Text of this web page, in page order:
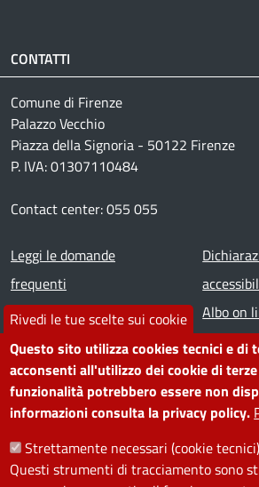
Rivedi le tue scelte sui cookie
Questo sito utilizza cookies tecnici e di
acconsenti all'utilizzo dei cookie di
funzionalità potrebbero essere non
informazioni consulta la privacy policy.
Strettamente necessari (cookie tecnici)
Questi strumenti di tracciamento sono
CONTATTI
Comune di Firenze
Palazzo Vecchio
Piazza della Signoria - 50122 Firenze
P. IVA: 01307110484
Contact center: 055 055
Footer menu
Leggi le domande
frequenti
Prenota appuntamento
Segnala disservizio
Amministrazione
trasparente
Note legali
Albo on
Piano di
servizi
Contatti
SEGUICI SU